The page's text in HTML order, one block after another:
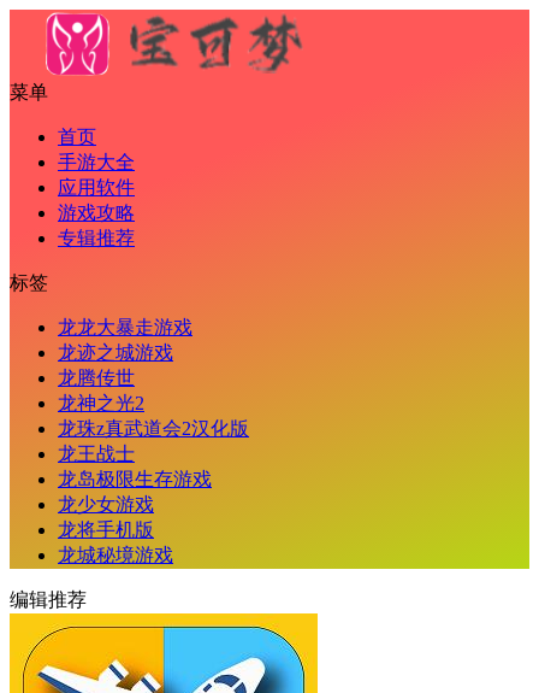
菜单
首页
手游大全
应用软件
游戏攻略
专辑推荐
标签
龙龙大暴走游戏
龙迹之城游戏
龙腾传世
龙神之光2
龙珠z真武道会2汉化版
龙王战士
龙岛极限生存游戏
龙少女游戏
龙将手机版
龙城秘境游戏
编辑推荐